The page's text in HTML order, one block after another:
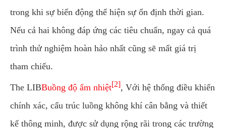
trong khi sự biến động thể hiện sự ổn định thời gian.
Nếu cả hai không đáp ứng các tiêu chuẩn, ngay cả quá
trình thử nghiệm hoàn hảo nhất cũng sẽ mất giá trị
tham chiếu.
The LIBBuồng độ ẩm nhiệt[2], Với hệ thống điều khiển
chính xác, cấu trúc luồng không khí cân bằng và thiết
kế thông minh, được sử dụng rộng rãi trong các trường